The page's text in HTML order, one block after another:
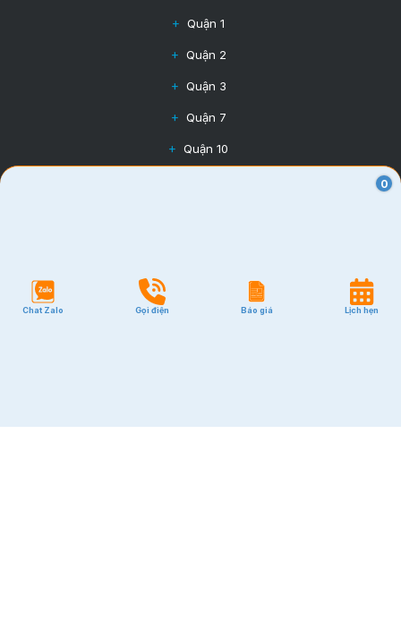
Quận 1
Quận 2
Quận 3
Quận 7
Quận 10
Quận Tân Bình
Chat Zalo Gọi điện Báo giá Lịch hẹn
0